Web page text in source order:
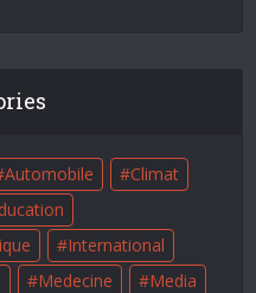
Automobile
Climat
International
Medecine Media